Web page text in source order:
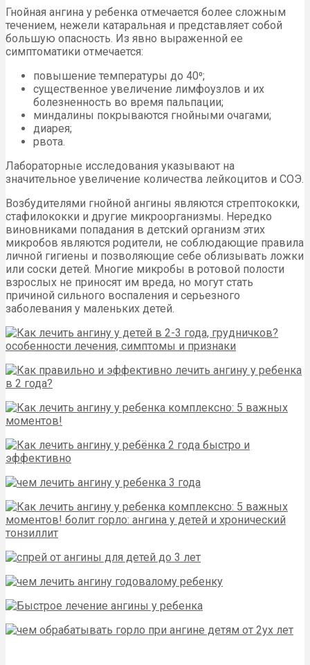
Гнойная ангина у ребенка отмечается более сложным
течением, нежели катаральная и представляет собой
большую опасность. Из явно выраженной ее
симптоматики отмечается:
повышение температуры до 40⁰;
существенное увеличение лимфоузлов и их
болезненность во время пальпации;
миндалины покрываются гнойными очагами;
диарея;
рвота.
Лабораторные исследования указывают на
значительное увеличение количества лейкоцитов и СОЭ.
Возбудителями гнойной ангины являются стрептококки,
стафилококки и другие микроорганизмы. Нередко
виновниками попадания в детский организм этих
микробов являются родители, не соблюдающие правила
личной гигиены и позволяющие себе облизывать ложки
или соски детей. Многие микробы в ротовой полости
взрослых не приносят им вреда, но могут стать
причиной сильного воспаления и серьезного
заболевания у маленьких детей.